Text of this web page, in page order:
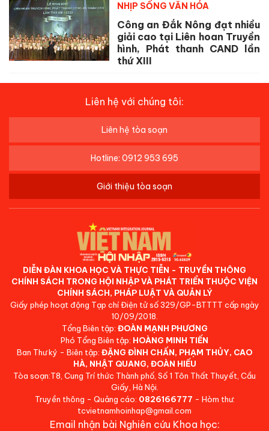
NHỊP SỐNG VĂN HÓA
Công an Đắk Nông đạt nhiều
giải cao tại Liên hoan Truyền
hình, Phát thanh CAND lần
thứ XIII
Liên hệ với chúng tôi:
Liên hệ tòa soạn
Hotline: 0912 953 695
Giới thiệu tòa soạn
DIỄN ĐÀN KHOA HỌC VÀ THỰC TIỄN - TRUYỀN THÔNG
CHÍNH SÁCH TRONG HỘI NHẬP VÀ PHÁT TRIỂN THUỘC VIỆN
CHÍNH SÁCH, PHÁP LUẬT VÀ QUẢN LÝ
Giấy phép hoạt động Tạp chí Điện tử số 329/GP-BTTTT cấp ngày
10/09/2018.
Tổng Biên tập: ĐOÀN MẠNH PHƯƠNG
Phó Tổng Biên tập: HOÀNG MINH TIẾN
Ban Thư ký - Biên tập: ĐẶNG ĐÌNH CHẤN, PHẠM THỦY, CAO
HÀ, NHẬT QUANG, ĐOÀN HIẾU
Tòa soạn:T8, Cung Trí thức Thành phố, Số 1 Tôn Thất Thuyết, Cầu
Giấy, Hà Nội.
Truyền thông - Quảng cáo: 0826166777 - Hòm thư:
tcvietnamhoinhap@gmail.com
Email nhận bài Nghiên cứu Khoa học: